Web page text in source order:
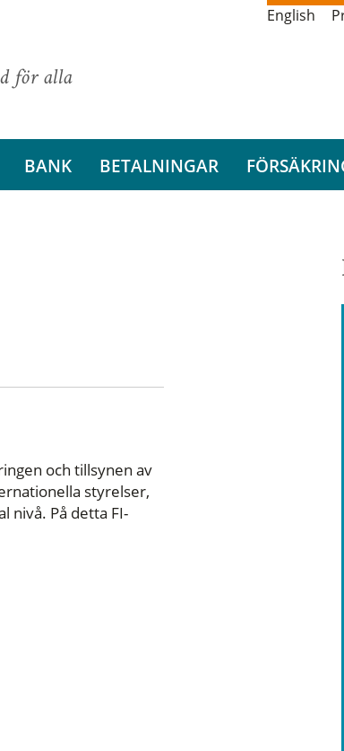
för alla
English
BANK BETALNINGAR
och tillsynen av
styrelser,
nivå. På detta FI-